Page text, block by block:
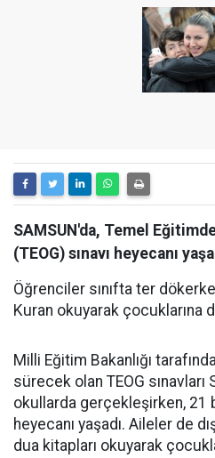
SAMSUN'da, Temel
(TEOG) sınavı heyecanı
Öğrenciler sınıfta ter
Kuran okuyarak çocuklarına
Milli Eğitim Bakanlığı
sürecek olan TEOG
okullarda gerçekleşirken, 21
heyecanı yaşadı. Aileler de
dua kitapları okuyarak